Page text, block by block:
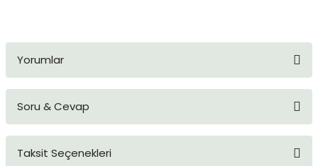
Yorumlar
Soru & Cevap
Taksit Seçenekleri